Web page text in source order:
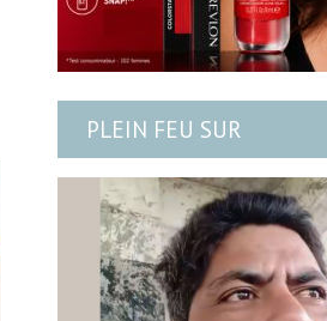
PLEIN FEU SUR